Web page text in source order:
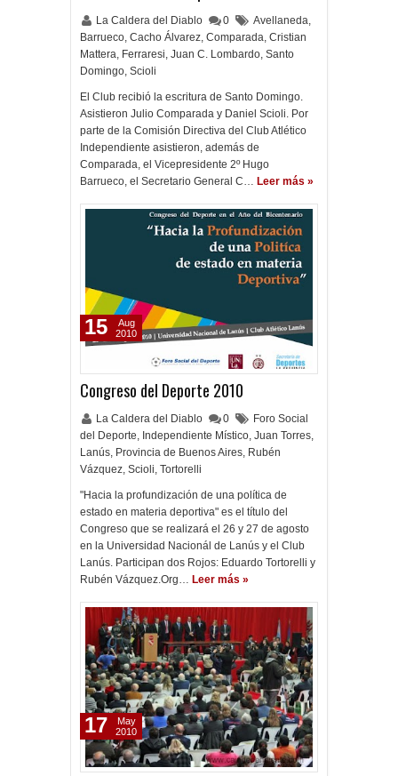
La Caldera del Diablo 0 Avellaneda,
Barrueco, Cacho Álvarez, Comparada, Cristian
Mattera, Ferraresi, Juan C. Lombardo, Santo
Domingo, Scioli
El Club recibió la escritura de Santo Domingo.
Asistieron Julio Comparada y Daniel Scioli. Por
parte de la Comisión Directiva del Club Atlético
Independiente asistieron, además de
Comparada, el Vicepresidente 2º Hugo
Barrueco, el Secretario General C… Leer más »
Congreso del Deporte 2010
La Caldera del Diablo 0
Foro Social
del Deporte, Independiente Místico, Juan Torres,
Lanús, Provincia de Buenos Aires, Rubén
Vázquez, Scioli, Tortorelli
"Hacia la profundización de una política de
estado en materia deportiva" es el título del
Congreso que se realizará el 26 y 27 de agosto
en la Universidad Nacionál de Lanús y el Club
Lanús. Participan dos Rojos: Eduardo Tortorelli y
Rubén Vázquez.Org… Leer más »
15
Aug
2010
17
May
2010